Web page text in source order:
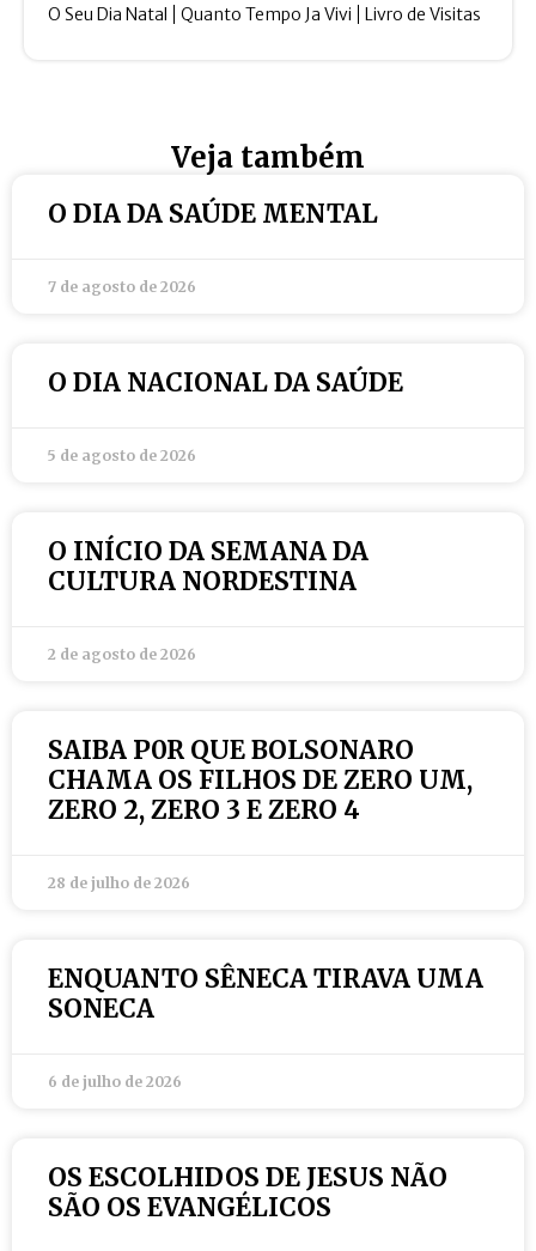
O Seu Dia Natal Quanto Tempo Ja Vivi Livro de Visitas
Veja também
O DIA DA SAÚDE MENTAL
7 de agosto de 2026
O DIA NACIONAL DA SAÚDE
5 de agosto de 2026
O INÍCIO DA SEMANA DA
CULTURA NORDESTINA
2 de agosto de 2026
SAIBA P0R QUE BOLSONARO
CHAMA OS FILHOS DE ZERO UM,
ZERO 2, ZERO 3 E ZERO 4
28 de julho de 2026
ENQUANTO SÊNECA TIRAVA UMA
SONECA
6 de julho de 2026
OS ESCOLHIDOS DE JESUS NÃO
SÃO OS EVANGÉLICOS